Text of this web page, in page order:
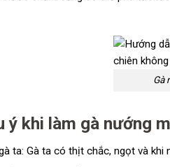
Gà
ý khi làm gà nướng
ta: Gà ta có thịt chắc, ngọt và khi